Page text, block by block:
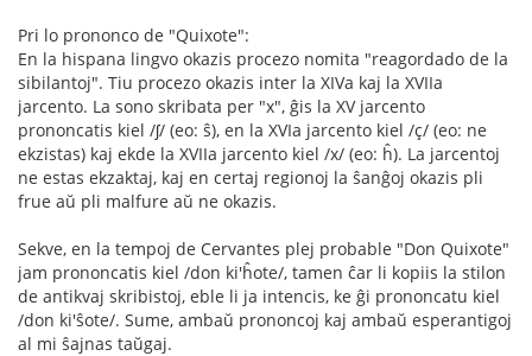
Pri lo prononco de "Quixote":
En la hispana lingvo okazis procezo nomita "reagordado de la
sibilantoj". Tiu procezo okazis inter la XIVa kaj la XVIIa
jarcento. La sono skribata per "x", ĝis la XV jarcento
prononcatis kiel /ʃ/ (eo: ŝ), en la XVIa jarcento kiel /ç/ (eo: ne
ekzistas) kaj ekde la XVIIa jarcento kiel /x/ (eo: ĥ). La jarcentoj
ne estas ekzaktaj, kaj en certaj regionoj la ŝanĝoj okazis pli
frue aŭ pli malfure aŭ ne okazis.
Sekve, en la tempoj de Cervantes plej probable "Don Quixote"
jam prononcatis kiel /don ki'ĥote/, tamen ĉar li kopiis la stilon
de antikvaj skribistoj, eble li ja intencis, ke ĝi prononcatu kiel
/don ki'ŝote/. Sume, ambaŭ prononcoj kaj ambaŭ esperantigoj
al mi ŝajnas taŭgaj.